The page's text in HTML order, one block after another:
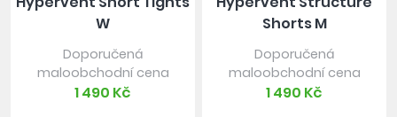
W
Doporučená
maloobchodní cena
1 490 Kč
Shorts M
Doporučená
maloobchodní cena
1 490 Kč